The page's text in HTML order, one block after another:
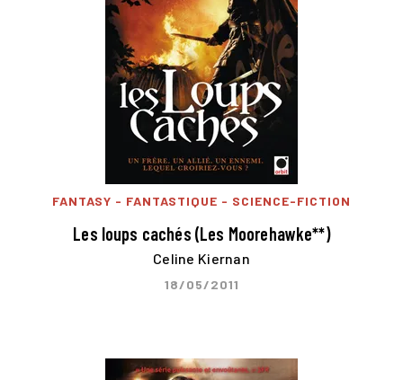
FANTASY - FANTASTIQUE - SCIENCE-FICTION
Les loups cachés (Les Moorehawke**)
Celine Kiernan
18/05/2011